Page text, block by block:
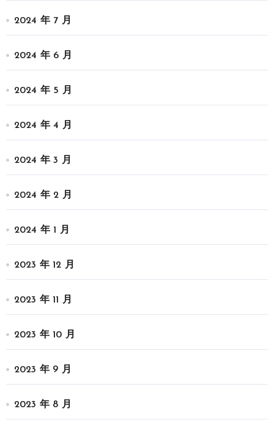
2024 年 7 月
2024 年 6 月
2024 年 5 月
2024 年 4 月
2024 年 3 月
2024 年 2 月
2024 年 1 月
2023 年 12 月
2023 年 11 月
2023 年 10 月
2023 年 9 月
2023 年 8 月